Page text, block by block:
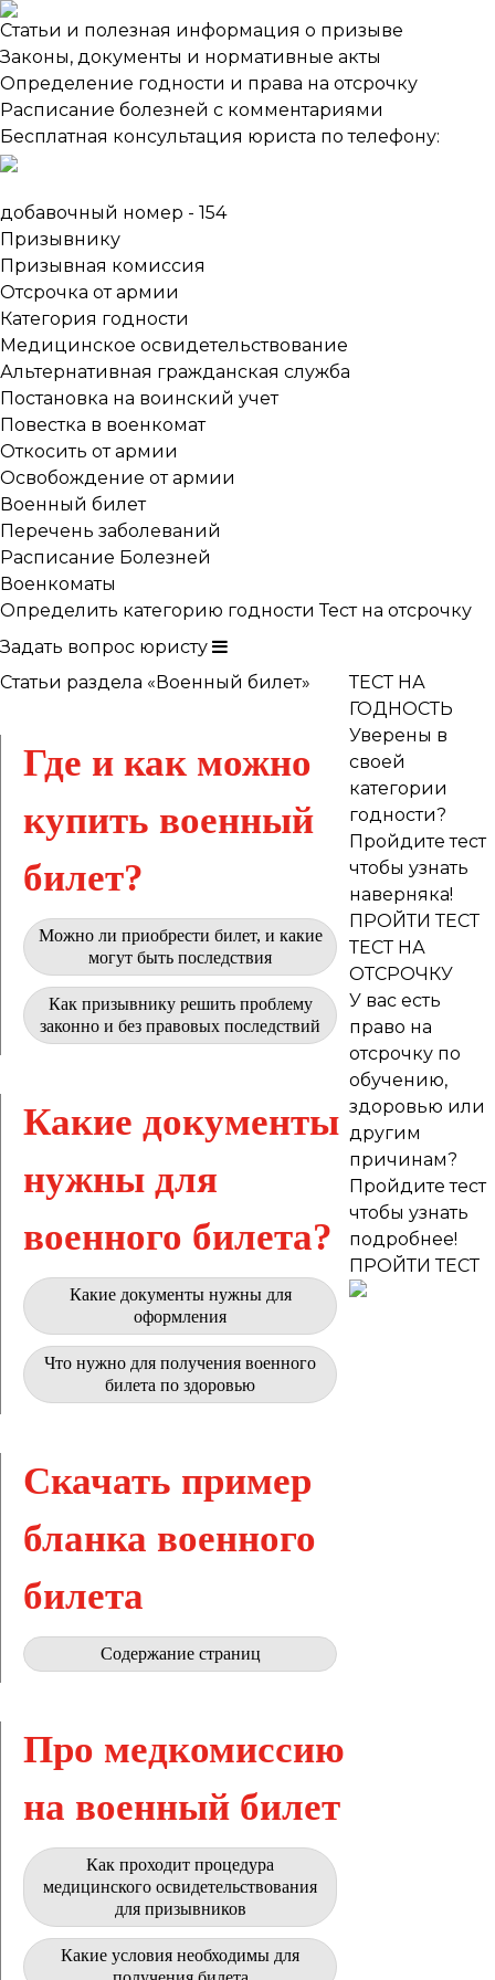
Статьи и полезная информация о призыве
Законы, документы и нормативные акты
Определение годности и права на отсрочку
Расписание болезней с комментариями
Бесплатная консультация юриста по телефону:
добавочный номер - 154
Призывнику
Призывная комиссия
Отсрочка от армии
Категория годности
Медицинское освидетельствование
Альтернативная гражданская служба
Постановка на воинский учет
Повестка в военкомат
Откосить от армии
Освобождение от армии
Военный билет
Перечень заболеваний
Расписание Болезней
Военкоматы
Определить категорию годности Тест на отсрочку
Задать вопрос юристу
Статьи раздела «Военный билет»
Где и как можно
купить военный
билет?
Можно ли приобрести билет, и какие
могут быть последствия
Как призывнику решить проблему
законно и без правовых последствий
Какие документы
нужны для
военного билета?
Какие документы нужны для
оформления
Что нужно для получения военного
билета по здоровью
Скачать пример
бланка военного
билета
Содержание страниц
Про медкомиссию
на военный билет
Как проходит процедура
медицинского освидетельствования
для призывников
Какие условия необходимы для
ТЕСТ НА
ГОДНОСТЬ
Уверены в
своей
категории
годности?
Пройдите тест
чтобы узнать
наверняка!
ПРОЙТИ ТЕСТ
ТЕСТ НА
ОТСРОЧКУ
У вас есть
право на
отсрочку по
обучению,
здоровью или
другим
причинам?
Пройдите тест
чтобы узнать
подробнее!
ПРОЙТИ ТЕСТ